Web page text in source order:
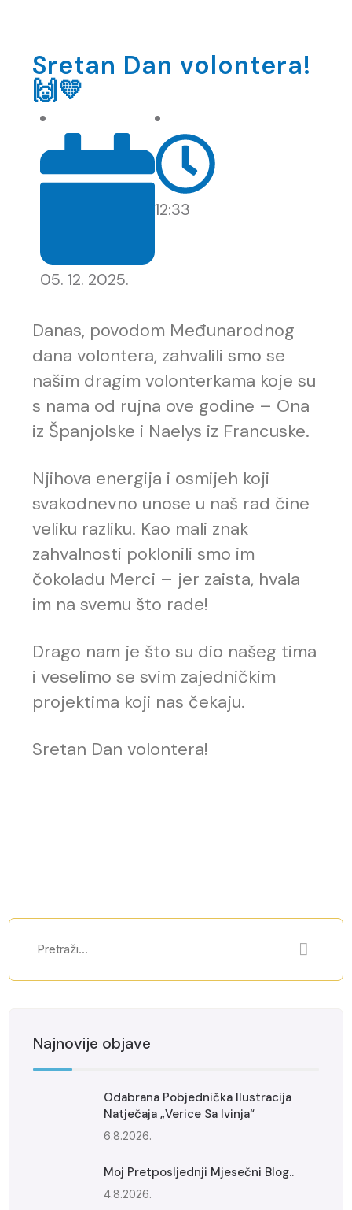
Sretan Dan volontera!
🙌💛
05. 12. 2025.
12:33
Danas, povodom Međunarodnog
dana volontera, zahvalili smo se
našim dragim volonterkama koje su
s nama od rujna ove godine – Ona
iz Španjolske i Naelys iz Francuske.
Njihova energija i osmijeh koji
svakodnevno unose u naš rad čine
veliku razliku. Kao mali znak
zahvalnosti poklonili smo im
čokoladu Merci – jer zaista, hvala
im na svemu što rade!
Drago nam je što su dio našeg tima
i veselimo se svim zajedničkim
projektima koji nas čekaju.
Sretan Dan volontera!
Najnovije objave
Odabrana Pobjednička Ilustracija
Natječaja „Verice Sa Ivinja“
6.8.2026.
Moj Pretposljednji Mjesečni Blog..
4.8.2026.